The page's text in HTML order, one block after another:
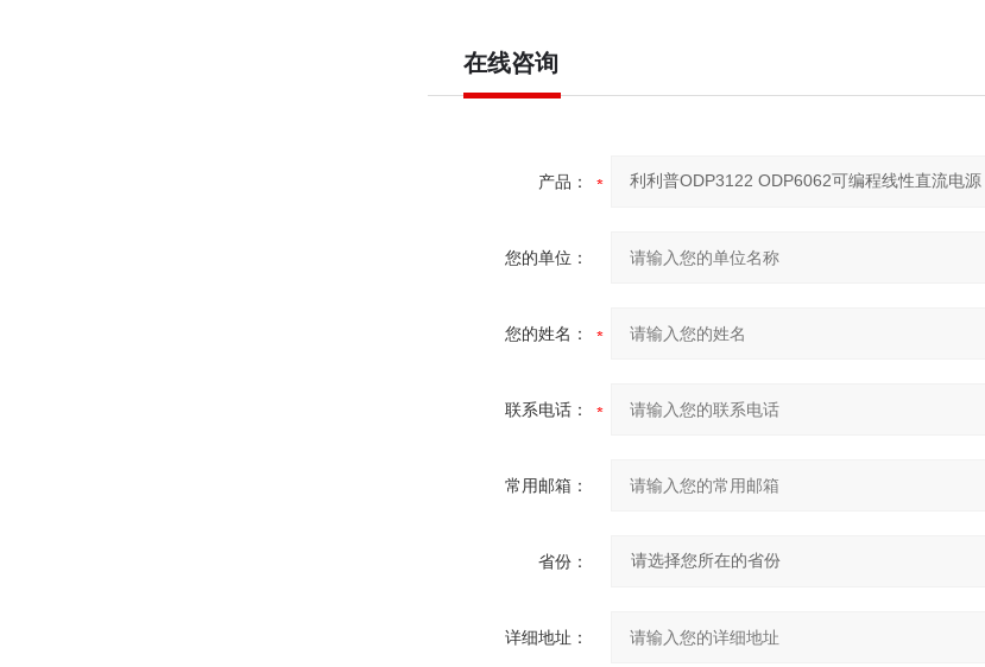
在线咨询
产品：
您的单位：
您的姓名：
联系电话：
常用邮箱：
省份：
详细地址：